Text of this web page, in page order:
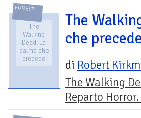
FUMETTI
The
Walking
Dead. La
calma che
precede
The
che precede
di Robert
The Walking
Reparto